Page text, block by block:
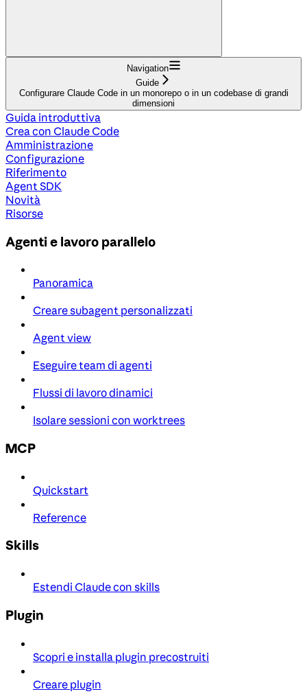
Navigation
Guide
Configurare Claude Code in un monorepo o in un codebase di grandi
dimensioni
Guida introduttiva
Crea con Claude Code
Amministrazione
Configurazione
Riferimento
Agent SDK
Novità
Risorse
Agenti e lavoro parallelo
Panoramica
Creare subagent personalizzati
Agent view
Eseguire team di agenti
Flussi di lavoro dinamici
Isolare sessioni con worktrees
MCP
Quickstart
Reference
Skills
Estendi Claude con skills
Plugin
Scopri e installa plugin precostruiti
Creare plugin